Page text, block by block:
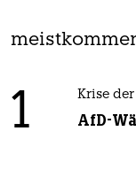
1 Krise
AfD-